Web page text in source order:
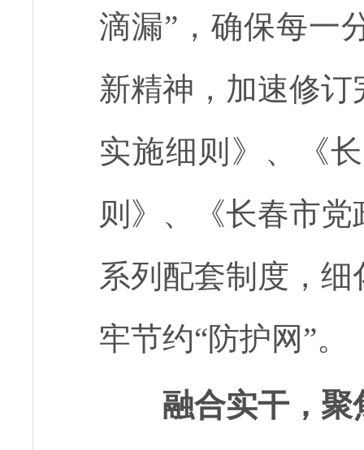
滴漏”，确保每一
新精神，加速修
实施细则》、《
则》、《长春市
系列配套制度，
牢节约“防护网”。
融合实干，聚